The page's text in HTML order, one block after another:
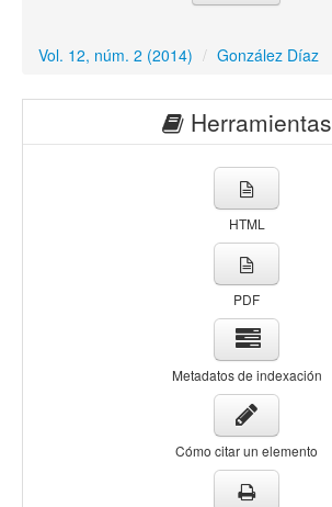
Vol. 12, núm. 2 (2014) / González Díaz
Herramientas
HTML
PDF
Metadatos de indexación
Cómo citar un elemento